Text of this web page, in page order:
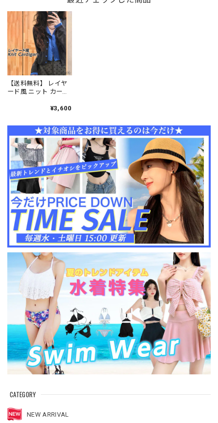
CATEGORY
NEW ARRIVAL
羽織り 体型カバー
[LS-CGT111]
【送料無料】 レイヤ
ード風 ニット カーデ
ース 春秋 韓国 トップ
人 カジュアル おしゃ
れ 切り替え 配色 長袖
ニットカーディガン
大人可愛い 大人女子
¥3,600